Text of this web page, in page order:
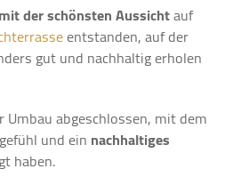
mit der schönsten Aussichtauf
entstanden, auf der
gut und nachhaltig erholen
abgeschlossen, mit dem
und ein nachhaltiges
haben.